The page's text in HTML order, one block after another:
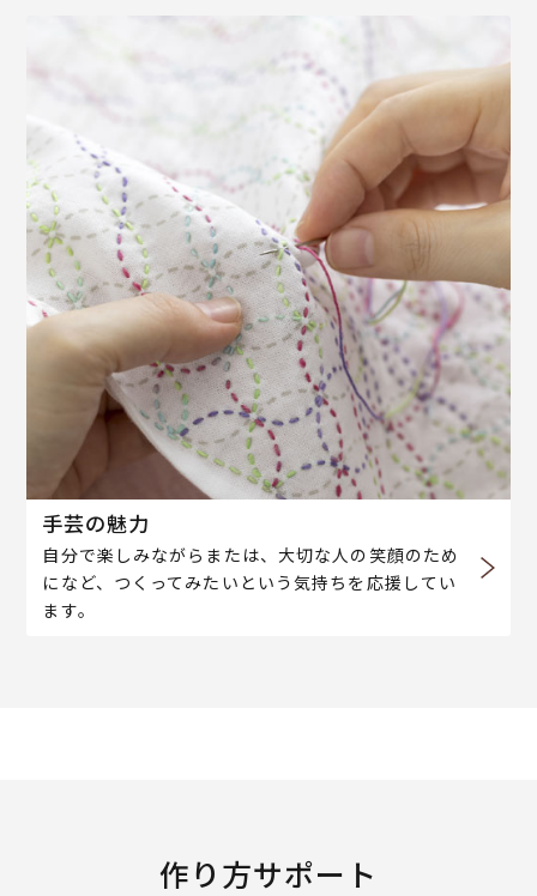
手芸の魅力
自分で楽しみながらまたは、大切な人の笑顔のため
になど、つくってみたいという気持ちを応援してい
ます。
作り方サポート